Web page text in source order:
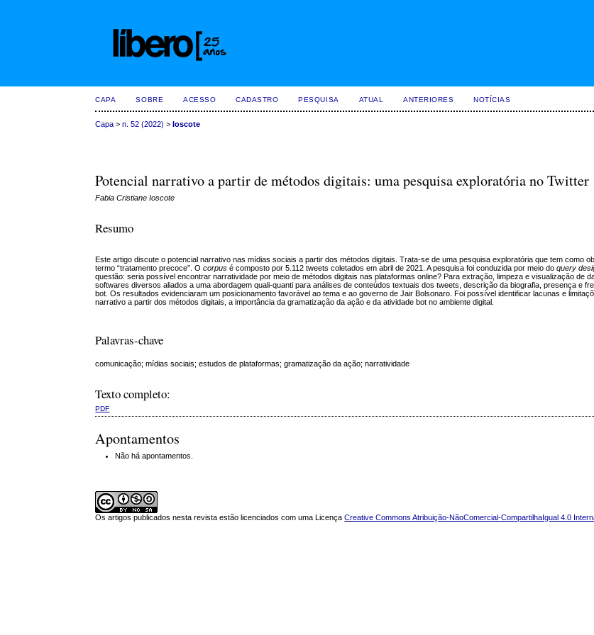
CAPA SOBRE ACESSO CADASTRO PESQUISA ATUAL ANTERIORES NOTÍCIAS
Capa >n. 52 (2022) >Ioscote
Potencial narrativo a partir de métodos digitais: uma pesquisa exploratória no Twitter
Fabia Cristiane Ioscote
Resumo
Este artigo discute o potencial narrativo nas mídias sociais a partir dos métodos digitais. Trata-se de uma pesquisa exploratória que tem como
termo “tratamento precoce”. Ocorpus é composto por 5.112 tweets coletados em abril de 2021. A pesquisa foi conduzida por meio doquery
questão: seria possível encontrar narratividade por meio de métodos digitais nas plataformas online? Para extração, limpeza e visualização de
softwares diversos aliados a uma abordagem quali-quanti para análises de conteúdos textuais dos tweets, descrição da biografia, presença e
bot. Os resultados evidenciaram um posicionamento favorável ao tema e ao governo de Jair Bolsonaro. Foi possível identificar lacunas e
narrativo a partir dos métodos digitais, a importância da gramatização da ação e da atividade bot no ambiente digital.
Palavras-chave
comunicação; mídias sociais; estudos de plataformas; gramatização da ação; narratividade
Texto completo:
PDF
Apontamentos
Não há apontamentos.
Os artigos publicados nesta revista estão licenciados com uma LicençaCreative Commons Atribuição-NãoComercial-CompartilhaIgual 4.0